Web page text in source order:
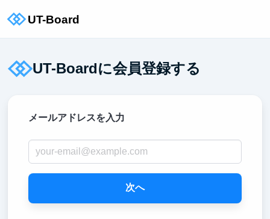
UT-Boardに会員登録する
メールアドレスを入力
次へ